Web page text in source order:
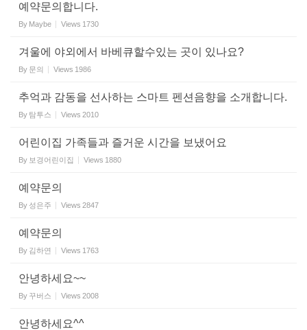
예약문의합니다.
By Maybe Views 1730
겨울에 야외에서 바베큐할수있는 곳이 있나요?
By 문의 Views 1986
추억과 감동을 선사하는 스마트 펜션음향을 소개합니다.
By 탐투스 Views 2010
어린이집 가족들과 즐거운 시간을 보냈어요
By 보경어린이집 Views 1880
예약문의
By 성은주 Views 2847
예약문의
By 김하연 Views 1763
안녕하세요~~
By 꾸버스 Views 2008
안녕하세요^^